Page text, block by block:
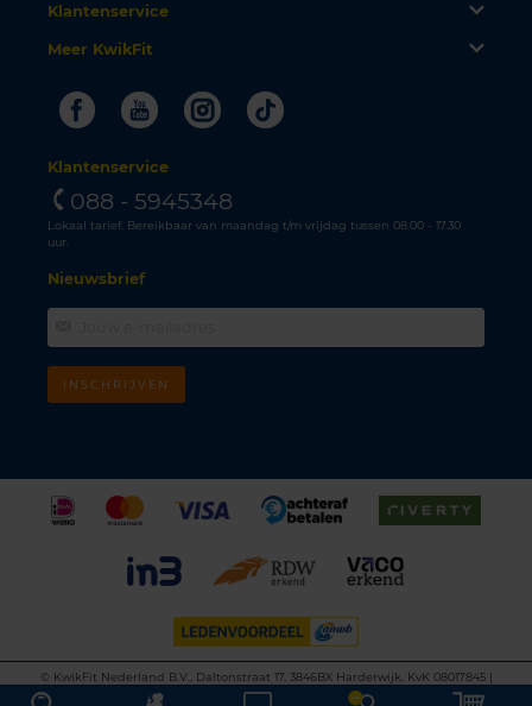
Klantenservice
Meer KwikFit
FacebookYoutubeInstagram
Tiktok
Klantenservice
088 - 5945348
Lokaal tarief. Bereikbaar van maandag t/m vrijdag tussen 08.00 - 17.30
uur.
Nieuwsbrief
INSCHRIJVEN
©
KwikFit Nederland B.V., Daltonstraat 17, 3846BX Harderwijk, KvK 08017845 |
Algemene voorwaarden
Privacyverklaring Cookiebeleid
Disclaimer